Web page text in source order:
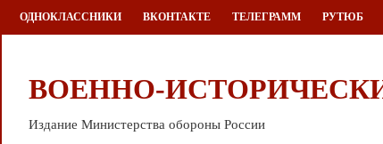
Перейти
к
ОДНОКЛАССНИКИ ВКОНТАКТЕ ТЕЛЕГРАММ РУТЮБ
ВОЕННО-
Издание Министерства обороны России